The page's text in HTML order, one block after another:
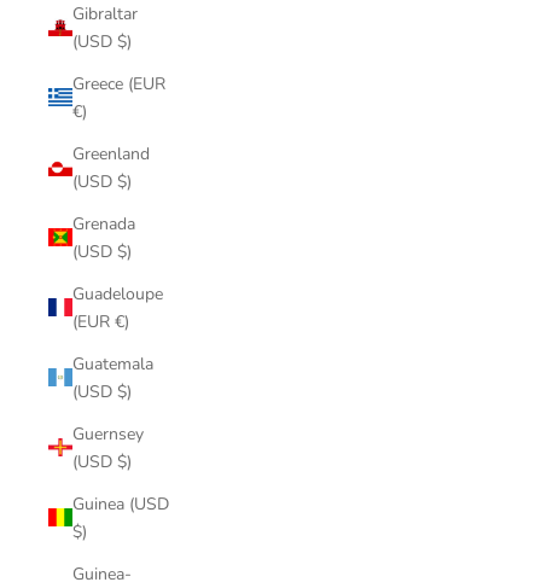
Gibraltar
(USD $)
Greece (EUR
€)
Greenland
(USD $)
Grenada
(USD $)
Guadeloupe
(EUR €)
Guatemala
(USD $)
Guernsey
(USD $)
Guinea (USD
$)
Guinea-